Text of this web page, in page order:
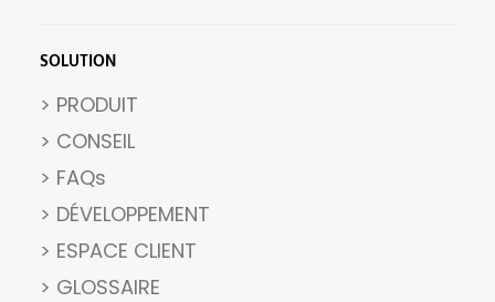
SOLUTION
> PRODUIT
> CONSEIL
> FAQs
> DÉVELOPPEMENT
> ESPACE CLIENT
> GLOSSAIRE